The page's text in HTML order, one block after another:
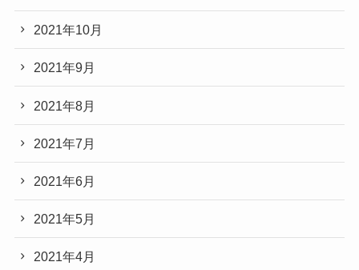
2021年10月
2021年9月
2021年8月
2021年7月
2021年6月
2021年5月
2021年4月